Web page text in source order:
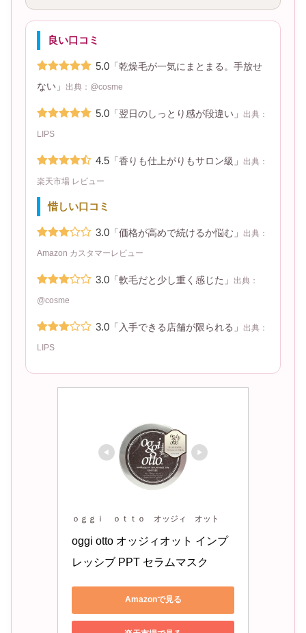
良い口コミ
5.0 「乾燥毛が一気にまとまる。手放せ
ない」 出典：@cosme
5.0 「翌日のしっとり感が段違い」出典：
LIPS
4.5 「香りも仕上がりもサロン級」出典：
楽天市場 レビュー
惜しい口コミ
3.0 「価格が高めで続けるか悩む」出典：
Amazon カスタマーレビュー
3.0 「軟毛だと少し重く感じた」出典：
@cosme
3.0 「入手できる店舗が限られる」出典：
LIPS
ｏｇｇｉ ｏｔｔｏ オッジィ オット
oggi otto オッジィオット インプ
レッシブ PPT セラムマスク
Amazonで見る